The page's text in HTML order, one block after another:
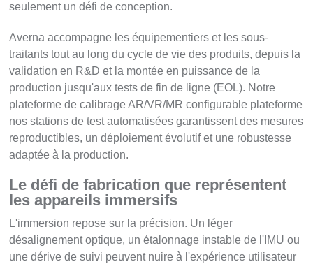
seulement un défi de conception.
Averna accompagne les équipementiers et les sous-
traitants tout au long du cycle de vie des produits, depuis la
validation en R&D et la montée en puissance de la
production jusqu'aux tests de fin de ligne (EOL). Notre
plateforme de calibrage AR/VR/MR configurable plateforme
nos stations de test automatisées garantissent des mesures
reproductibles, un déploiement évolutif et une robustesse
adaptée à la production.
Le défi de fabrication que représentent
les appareils immersifs
L'immersion repose sur la précision. Un léger
désalignement optique, un étalonnage instable de l'IMU ou
une dérive de suivi peuvent nuire à l'expérience utilisateur